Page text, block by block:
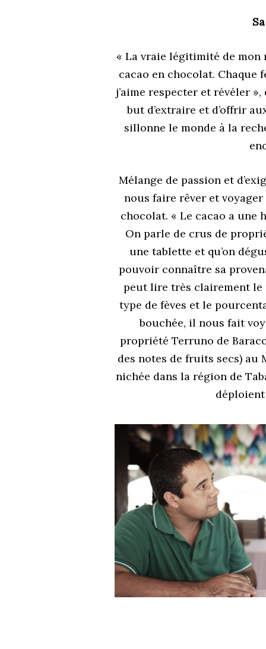
« La vraie légitimité de mon
cacao en chocolat. Chaque
j’aime respecter et révéler
but d’extraire et d’offrir
sillonne le monde à la
Mélange de passion et
nous faire rêver et
chocolat. « Le cacao a une
On parle de crus de
une tablette et qu’on
pouvoir connaître sa
peut lire très clairement le
type de fèves et le
bouchée, il nous fait
propriété Terruno de
des notes de fruits secs) au
nichée dans la région de